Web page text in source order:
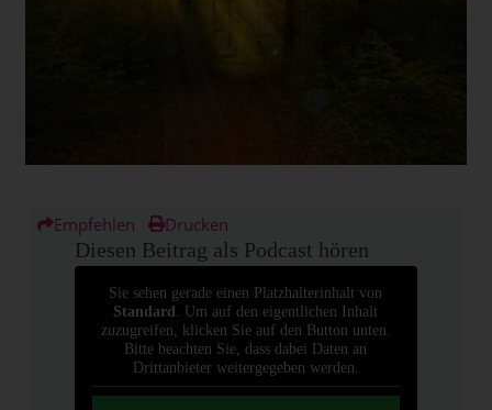
Empfehlen Drucken
Diesen Beitrag als Podcast hören
Sie sehen gerade einen Platzhalterinhalt von
Standard . Um auf den eigentlichen Inhalt
zuzugreifen, klicken Sie auf den Button unten.
Bitte beachten Sie, dass dabei Daten an
Drittanbieter weitergegeben werden.